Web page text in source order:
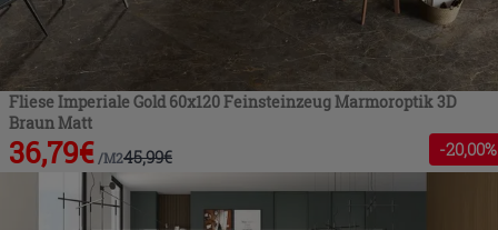
Fliese Imperiale Gold 60x120 Feinsteinzeug Marmoroptik 3D
Braun Matt
36,79€ /M245,99€ -20,00%